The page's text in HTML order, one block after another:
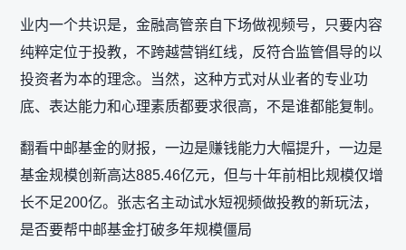
业内一个共识是，金融高管亲自下场做视频号，只要内容
纯粹定位于投教，不跨越营销红线，反符合监管倡导的以
投资者为本的理念。当然，这种方式对从业者的专业功
底、表达能力和心理素质都要求很高，不是谁都能复制。
翻看中邮基金的财报，一边是赚钱能力大幅提升，一边是
基金规模创新高达885.46亿元，但与十年前相比规模仅增
长不足200亿。张志名主动试水短视频做投教的新玩法，
是否要帮中邮基金打破多年规模僵局